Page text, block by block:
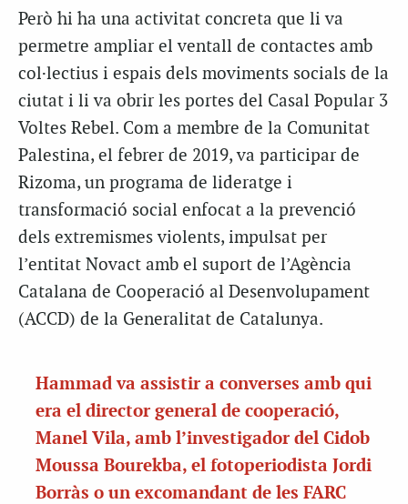
Però hi ha una activitat concreta que li va
permetre ampliar el ventall de contactes amb
col·lectius i espais dels moviments socials de la
ciutat i li va obrir les portes del Casal Popular 3
Voltes Rebel. Com a membre de la Comunitat
Palestina, el febrer de 2019, va participar de
Rizoma, un programa de lideratge i
transformació social enfocat a la prevenció
dels extremismes violents, impulsat per
l’entitat Novact amb el suport de l’Agència
Catalana de Cooperació al Desenvolupament
(ACCD) de la Generalitat de Catalunya.
Hammad va assistir a converses amb qui
era el director general de cooperació,
Manel Vila, amb l’investigador del Cidob
Moussa Bourekba, el fotoperiodista Jordi
Borràs o un excomandant de les FARC